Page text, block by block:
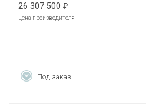
26 307 500 ₽
цена производителя
Под заказ